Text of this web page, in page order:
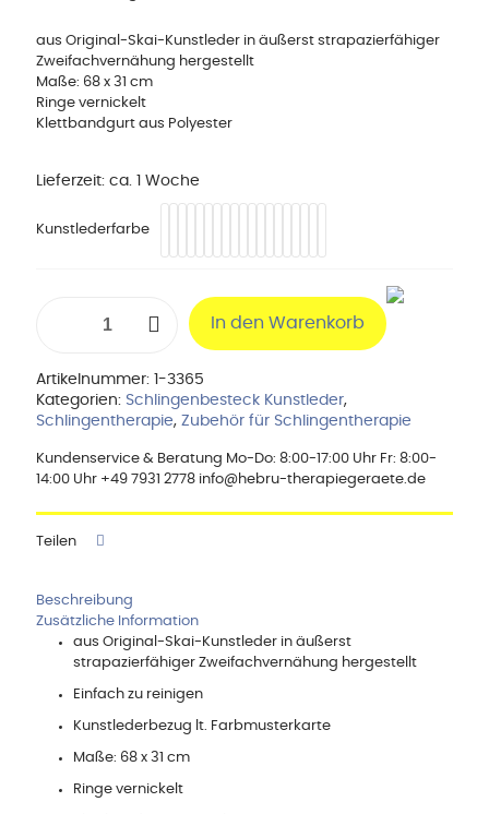
aus Original-Skai-Kunstleder in äußerst strapazierfähiger
Zweifachvernähung hergestellt
Maße: 68 x 31 cm
Ringe vernickelt
Klettbandgurt aus Polyester
Lieferzeit: ca. 1 Woche
Kunstlederfarbe
Beckentraktionsschlinge
Original
Skai
Kunstleder
Menge
In den Warenkorb
Artikelnummer: 1-3365
Kategorien: Schlingenbesteck Kunstleder,
Schlingentherapie, Zubehör für Schlingentherapie
Kundenservice & Beratung Mo-Do: 8:00-17:00 Uhr Fr: 8:00-
14:00 Uhr +49 7931 2778 info@hebru-therapiegeraete.de
Teilen
Beschreibung
Zusätzliche Information
aus Original-Skai-Kunstleder in äußerst
strapazierfähiger Zweifachvernähung hergestellt
Einfach zu reinigen
Kunstlederbezug lt. Farbmusterkarte
Maße: 68 x 31 cm
Ringe vernickelt